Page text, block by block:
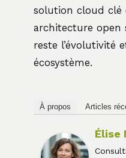
solution cloud clé
architecture open
reste l’évolutivité
écosystème.
À propos Articles
Élise